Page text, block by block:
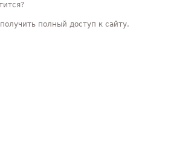
полный доступ к сайту.